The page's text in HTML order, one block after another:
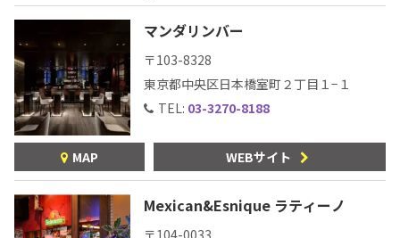
マンダリンバー
〒103-8328
東京都中央区日本橋室町２丁目１−１
TEL: 03-3270-8188
MAP WEBサイト
Mexican&Esnique ラティーノ
〒104-0033